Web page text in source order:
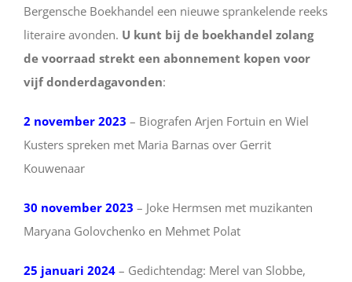
Bergensche Boekhandel een nieuwe sprankelende reeks
literaire avonden. U kunt bij de boekhandel zolang
de voorraad strekt een abonnement kopen voor
vijf donderdagavonden:
2 november 2023 – Biografen Arjen Fortuin en Wiel
Kusters spreken met Maria Barnas over Gerrit
Kouwenaar
30 november 2023 – Joke Hermsen met muzikanten
Maryana Golovchenko en Mehmet Polat
25 januari 2024 – Gedichtendag: Merel van Slobbe,